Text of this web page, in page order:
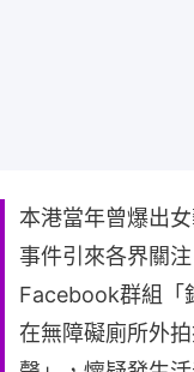
本港當年曾爆出
事件引來各界關
Facebook群組「
在無障礙廁所外